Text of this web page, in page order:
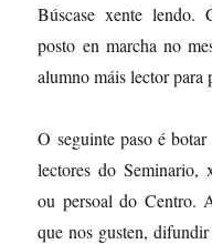
Búscase xente lendo.
posto en marcha no
alumno máis lector para
O seguinte paso é
lectores do Seminario,
ou persoal do Centro.
que nos gusten,